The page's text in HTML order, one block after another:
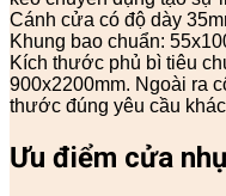
Cánh cửa có độ dày
Khung bao chuẩn:
Kích thước phủ bì tiêu
900x2200mm. Ngoài ra
thước đúng yêu cầu
Ưu điểm cửa